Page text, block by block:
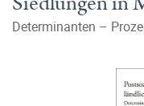
Determinanten –